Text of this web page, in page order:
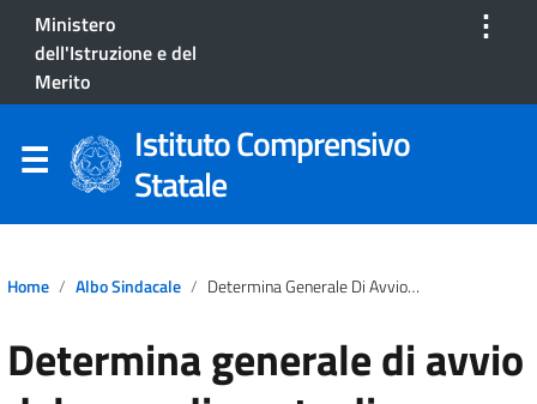
Ministero
dell'Istruzione e del
Merito
⋮
Istituto Comprensivo
Statale
Home Albo Sindacale Determina Generale Di Avvio Del Procedimento Di Acquisizione Servizi STEM – Linea A
Determina generale di avvio